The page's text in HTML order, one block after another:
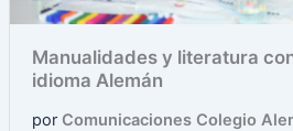
Manualidades y literatura
idioma Alemán
por Comunicaciones Colegio